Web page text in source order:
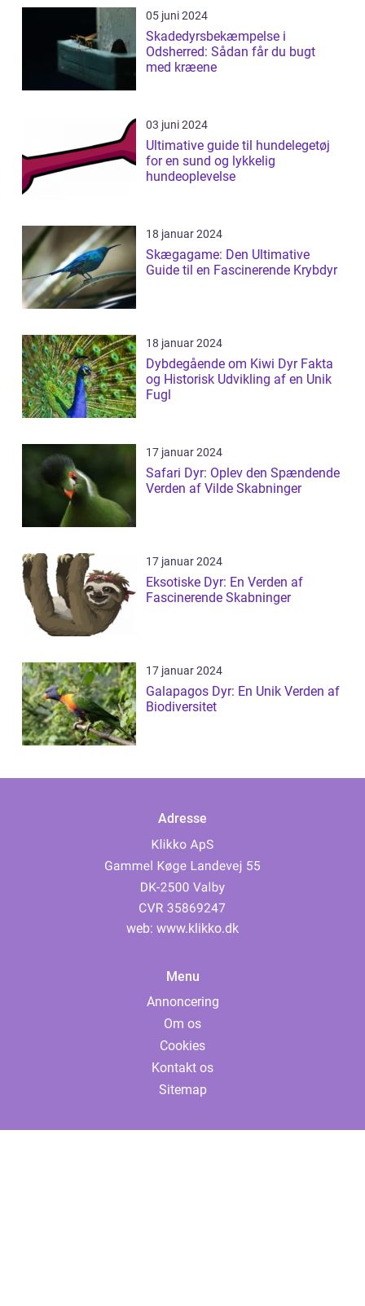
05 juni 2024
Skadedyrsbekæmpelse i
Odsherred: Sådan får du bugt
med kræene
03 juni 2024
Ultimative guide til hundelegetøj
for en sund og lykkelig
hundeoplevelse
18 januar 2024
Skægagame: Den Ultimative
Guide til en Fascinerende Krybdyr
18 januar 2024
Dybdegående om Kiwi Dyr Fakta
og Historisk Udvikling af en Unik
Fugl
17 januar 2024
Safari Dyr: Oplev den Spændende
Verden af Vilde Skabninger
17 januar 2024
Eksotiske Dyr: En Verden af
Fascinerende Skabninger
17 januar 2024
Galapagos Dyr: En Unik Verden af
Biodiversitet
Adresse
web: www.klikko.dk
Menu
Annoncering
Om os
Cookies
Kontakt os
Sitemap